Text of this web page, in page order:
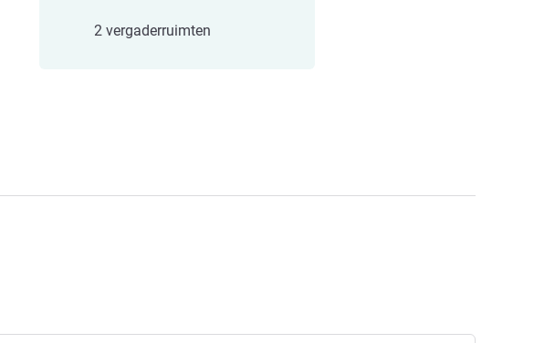
2 vergaderruimten